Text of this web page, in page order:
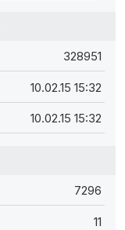
328951
10.02.15 15:32
10.02.15 15:32
7296
11